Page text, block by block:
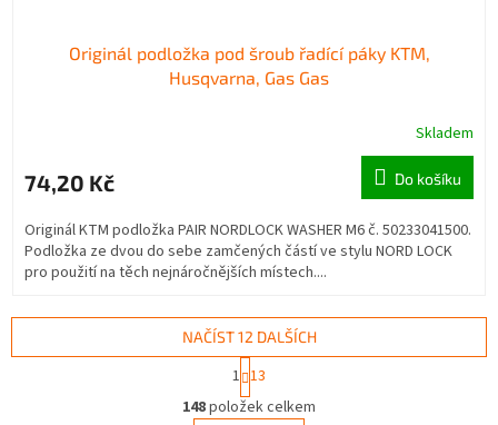
Originál podložka pod šroub řadící páky KTM,
Husqvarna, Gas Gas
Skladem
74,20 Kč Do košíku
Originál KTM podložka PAIR NORDLOCK WASHER M6 č. 50233041500.
Podložka ze dvou do sebe zamčených částí ve stylu NORD LOCK
pro použití na těch nejnáročnějších místech....
O
v
NAČÍST 12 DALŠÍCH
S
t
r
1 13
148položek celkem